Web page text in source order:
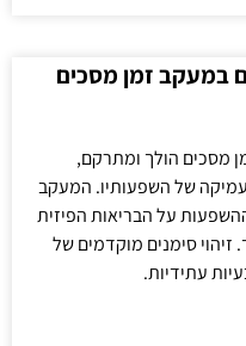
במעקב זמן מסכים
מסכים הולך ומתרקם,
של השפעותיו. המעקב
על הבריאות הפיזית
סימנים מוקדמים של
עתידיות.